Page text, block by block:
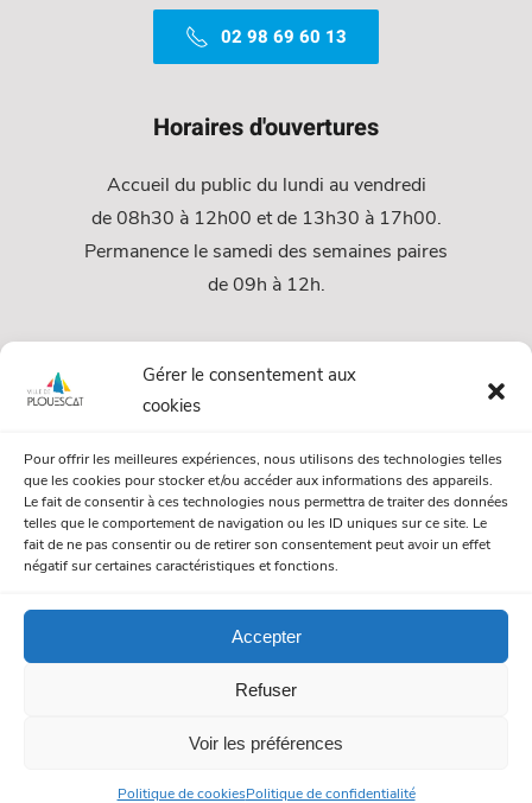
Gérer le consentement aux
cookies
Pour offrir les meilleures expériences, nous utilisons des technologies telles
que les cookies pour stocker et/ou accéder aux informations des appareils.
Le fait de consentir à ces technologies nous permettra de traiter des données
telles que le comportement de navigation ou les ID uniques sur ce site. Le
fait de ne pas consentir ou de retirer son consentement peut avoir un effet
négatif sur certaines caractéristiques et fonctions.
Accepter
Refuser
Voir les préférences
Politique de cookiesPolitique de confidentialité
02 98 69 60 13
Horaires d'ouvertures
Accueil du public du lundi au vendredi
de 08h30 à 12h00 et de 13h30 à 17h00.
Permanence le samedi des semaines paires
de 09h à 12h.
Services
Urbanisme
Papiers et citoyenneté
Numéros Utiles
© Mairie de Plouescat. Tous droits réservés. /Mentions légales
Politique de gestion des cookies/Politique de confidentialité